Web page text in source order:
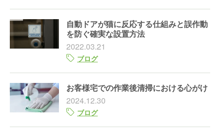
自動ドアが猫に反応する仕組みと誤作動
を防ぐ確実な設置方法
2022.03.21
ブログ
お客様宅での作業後清掃における心がけ
2024.12.30
ブログ